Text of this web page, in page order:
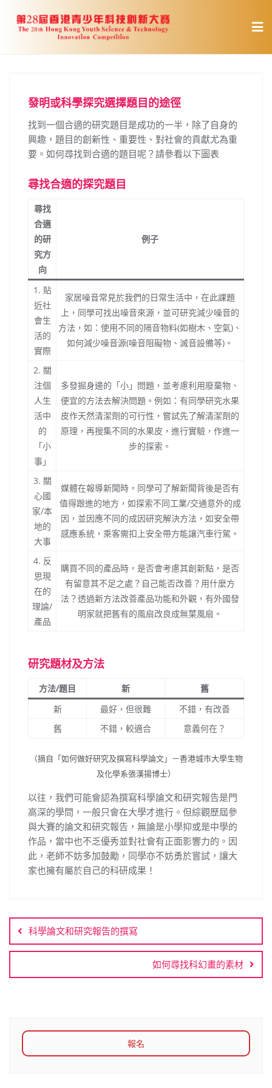
發明或科學探究選擇題目的途徑
找到一個合適的研究題目是成功的一半，除了自身的
興趣，題目的創新性、重要性、對社會的貢獻尤為重
要。如何尋找到合適的題目呢？請參看以下圖表
尋找合適的探究題目
尋找
合適
的研
究方
向
例子
1. 貼
近社
會生
活的
實際
家居噪音常見於我們的日常生活中，在此課題
上，同學可找出噪音來源，並可研究減少噪音的
方法，如：使用不同的隔音物料(如樹木、空氣)、
如何減少噪音源(噪音阻礙物、滅音設備等)。
2. 關
注個
人生
活中
的
「小
事」
多發掘身邊的「小」問題，並考慮利用廢棄物、
便宜的方法去解決問題。例如：有同學研究水果
皮作天然清潔劑的可行性，嘗試先了解清潔劑的
原理，再搜集不同的水果皮，進行實驗，作進一
步的探索。
3. 關
心國
家/本
地的
大事
媒體在報導新聞時，同學可了解新聞背後是否有
值得跟進的地方，如探索不同工業/交通意外的成
因，並因應不同的成因研究解決方法，如安全帶
感應系統，乘客需扣上安全帶方能讓汽車行駕。
4. 反
思現
在的
理論/
產品
購買不同的產品時，是否會考慮其創新點，是否
有留意其不足之處？自己能否改善？用什麼方
法？透過新方法改善產品功能和外觀，有外國發
明家就把舊有的風扇改良成無葉風扇。
研究題材及方法
方法/題目 新
舊
新
最好，但很難
不錯，有改善
舊
不錯，較適合 意義何在？
（摘自「如何做好研究及撰寫科學論文」－香港城市大學生物
及化學系張漢揚博士）
以往，我們可能會認為撰寫科學論文和研究報告是門
高深的學問，一般只會在大學才進行。但綜觀歷屆參
與大賽的論文和研究報告，無論是小學抑或是中學的
作品，當中也不乏優秀並對社會有正面影響力的。因
此，老師不妨多加鼓勵，同學亦不妨勇於嘗試，讓大
家也擁有屬於自己的科研成果！
章
導
覽
科學論文和研究報告的撰寫
如何尋找科幻畫的素材
報名